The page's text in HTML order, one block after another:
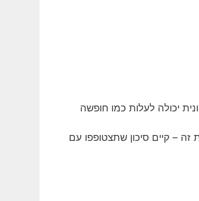
יכולה לעלות כמו חופשה
– קיים סיכון שתצטופפו עם